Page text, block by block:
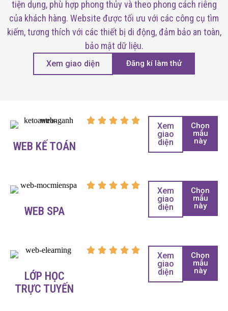
tiện dụng, phù hợp phong thủy và theo phong cách riêng
của khách hàng. Website được tối ưu với các công cụ tìm
kiếm, tương thích với các thiết bị di động, đảm bảo an toàn,
bảo mật dữ liệu.
Xem giao diện Đăng kí làm thử
WEB KẾ TOÁN
Xem
giao
diện
Chọn
mẫu
này
WEB SPA
Xem
giao
diện
Chọn
mẫu
này
LỚP HỌC
TRỰC TUYẾN
Xem
giao
diện
Chọn
mẫu
này